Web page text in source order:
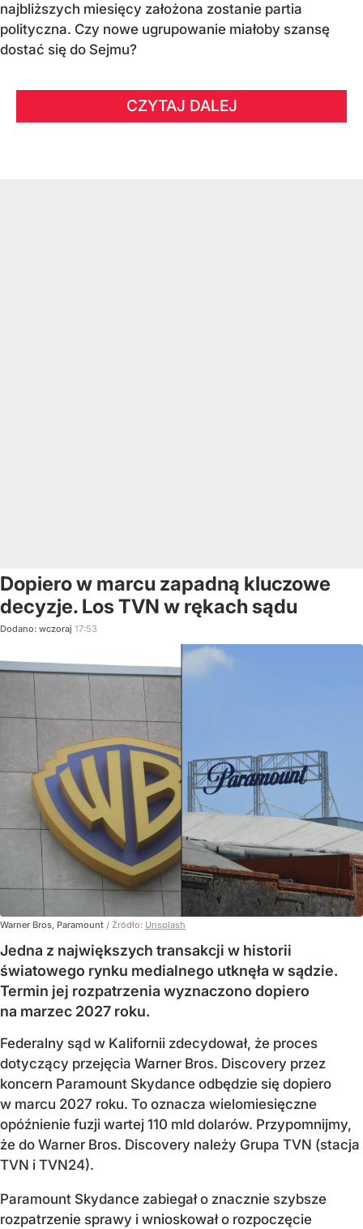
najbliższych miesięcy założona zostanie partia
polityczna. Czy nowe ugrupowanie miałoby szansę
dostać się do Sejmu?
CZYTAJ DALEJ
Dopiero w marcu zapadną kluczowe
decyzje. Los TVN w rękach sądu
Dodano: wczoraj 17:53
Warner Bros, Paramount / Źródło: Unsplash
Jedna z największych transakcji w historii
światowego rynku medialnego utknęła w sądzie.
Termin jej rozpatrzenia wyznaczono dopiero
na marzec 2027 roku.
Federalny sąd w Kalifornii zdecydował, że proces
dotyczący przejęcia Warner Bros. Discovery przez
koncern Paramount Skydance odbędzie się dopiero
w marcu 2027 roku. To oznacza wielomiesięczne
opóźnienie fuzji wartej 110 mld dolarów. Przypomnijmy,
że do Warner Bros. Discovery należy Grupa TVN (stacja
TVN i TVN24).
Paramount Skydance zabiegał o znacznie szybsze
rozpatrzenie sprawy i wnioskował o rozpoczęcie